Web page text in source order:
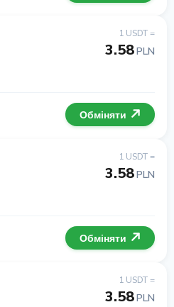
1 USDT =
3.58PLN
Обміняти
1 USDT =
3.58PLN
Обміняти
1 USDT =
3.58PLN